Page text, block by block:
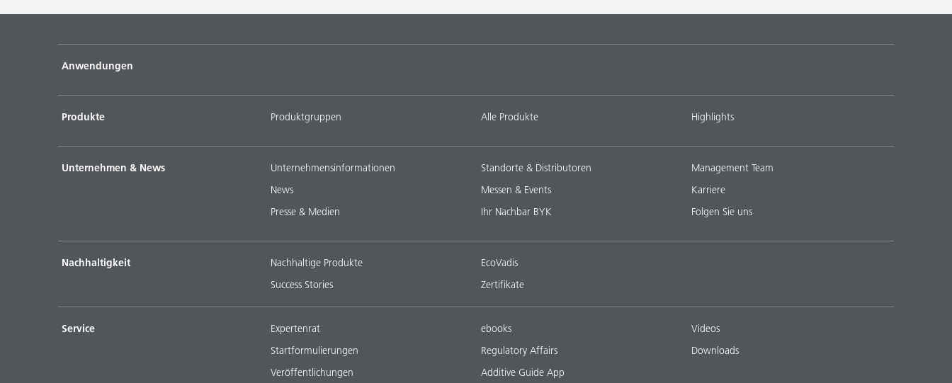
Anwendungen
Produkte Produktgruppen Alle Produkte Highlights
Unternehmen & News
Unternehmensinformationen
News
Presse & Medien
Standorte & Distributoren
Messen & Events
Ihr Nachbar BYK
Management Team
Karriere
Folgen Sie uns
Nachhaltigkeit
Nachhaltige Produkte
Success Stories
EcoVadis
Zertifikate
Service
Expertenrat
Startformulierungen
Veröffentlichungen
ebooks
Regulatory Affairs
Additive Guide App
Videos
Downloads